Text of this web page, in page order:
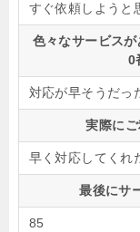
すぐ依頼しようと
色々なサービス
0
対応が早そうだっ
実際に
早く対応してくれ
最後にサ
85